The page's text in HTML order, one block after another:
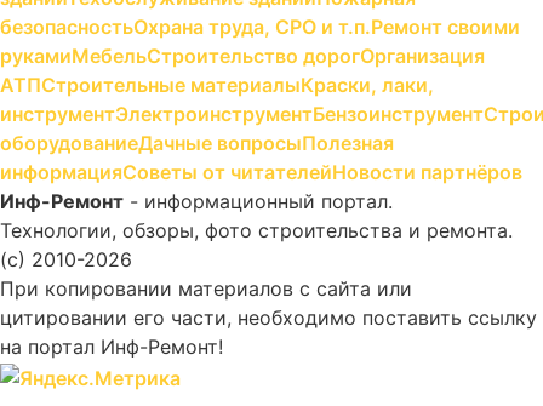
безопасностьОхрана труда, СРО и т.п.Ремонт своими
рукамиМебельСтроительство дорогОрганизация
АТПСтроительные материалыКраски, лаки,
инструментЭлектроинструментБензоинструмент
оборудованиеДачные вопросыПолезная
информацияСоветы от читателейНовости партнёров
Инф-Ремонт - информационный портал.
Технологии, обзоры, фото строительства и ремонта.
(c) 2010-2026
При копировании материалов с сайта или
цитировании его части, необходимо поставить ссылку
на портал Инф-Ремонт!